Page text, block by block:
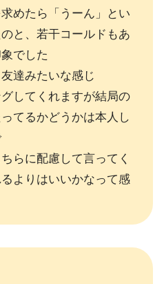
めたら「うーん」とい
と、若干コールドもあ
でした
達みたいな感じ
してくれますが結局の
てるかどうかは本人し
らに配慮して言ってく
よりはいいかなって感